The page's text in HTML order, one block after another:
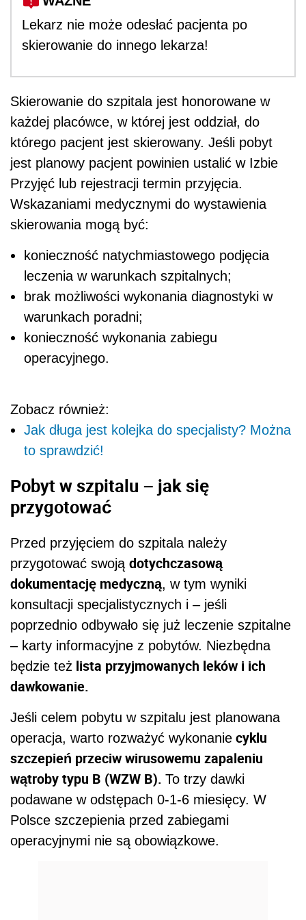
Lekarz nie może odesłać pacjenta po
skierowanie do innego lekarza!
Skierowanie do szpitala jest honorowane w
każdej placówce, w której jest oddział, do
którego pacjent jest skierowany. Jeśli pobyt
jest planowy pacjent powinien ustalić w Izbie
Przyjęć lub rejestracji termin przyjęcia.
Wskazaniami medycznymi do wystawienia
skierowania mogą być:
konieczność natychmiastowego podjęcia
leczenia w warunkach szpitalnych;
brak możliwości wykonania diagnostyki w
warunkach poradni;
konieczność wykonania zabiegu
operacyjnego.
Zobacz również:
Jak długa jest kolejka do specjalisty? Można
to sprawdzić!
Pobyt w szpitalu – jak się
przygotować
Przed przyjęciem do szpitala należy
przygotować swoją dotychczasową
dokumentację medyczną, w tym wyniki
konsultacji specjalistycznych i – jeśli
poprzednio odbywało się już leczenie szpitalne
– karty informacyjne z pobytów. Niezbędna
będzie też lista przyjmowanych leków i ich
dawkowanie.
Jeśli celem pobytu w szpitalu jest planowana
operacja, warto rozważyć wykonanie cyklu
szczepień przeciw wirusowemu zapaleniu
wątroby typu B (WZW B). To trzy dawki
podawane w odstępach 0-1-6 miesięcy. W
Polsce szczepienia przed zabiegami
operacyjnymi nie są obowiązkowe.